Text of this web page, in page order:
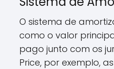
O sistema de
como o valor
pago junto com os
Price, por exemplo,